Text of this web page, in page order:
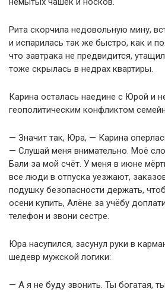
Рита скорчила недовольную мину,
и испарилась так же быстро, как и
что завтрака не предвидится,
тоже скрылась в недрах квартиры.
Карина осталась наедине с Юрой и
геополитическим конфликтом
— Значит так, Юра, — Карина
— Слушай меня внимательно. Моё
Бали за мой счёт. У меня в июне
все люди в отпуска уезжают,
подушку безопасности держать,
осени купить, Алёне за учёбу
телефон и звони сестре.
Юра насупился, засунул руки в
шедевр мужской логики:
— А я не буду звонить. Ты богатая,